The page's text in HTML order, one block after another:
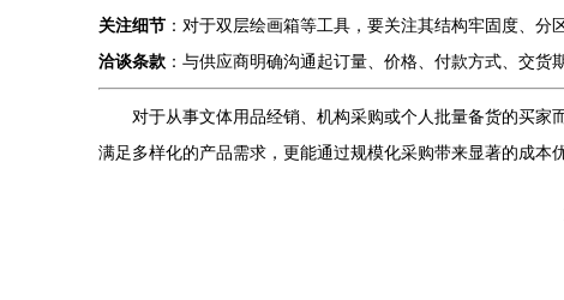
关注细节 ：对于双层绘画箱等工具，要关注其结构牢固度、
洽谈条款 ：与供应商明确沟通起订量、价格、付款方式、交货
对于从事文体用品经销、机构采购或个人批量备货的买
满足多样化的产品需求，更能通过规模化采购带来显著的成本